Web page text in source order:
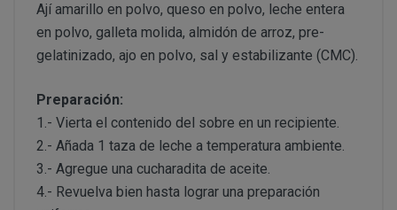
Ají amarillo en polvo, queso en polvo, leche entera
en polvo, galleta molida, almidón de arroz, pre-
gelatinizado, ajo en polvo, sal y estabilizante (CMC).
Preparación:
1.- Vierta el contenido del sobre en un recipiente.
2.- Añada 1 taza de leche a temperatura ambiente.
3.- Agregue una cucharadita de aceite.
4.- Revuelva bien hasta lograr una preparación
del terrorismo o, en general, contrarios a la ley o al
Introducir en la red virus informáticos o realizar
interrumpir o generar errores o daños en los
lógicos de PERUSTOCKS o de terceras personas;
al sitio web y a sus servicios mediante el consumo
los cuales PERUSTOCKS presta sus servicios.
¿Con qué finalidad tratamos sus datos personales?
Una vez dentro de www.perustocks.es, y para
Usuario deberá seguir todas las instrucciones
lectura y aceptación de todas las condiciones
DISPONIBILIDAD Y SUSTITUCIONES
PRODUCTOS